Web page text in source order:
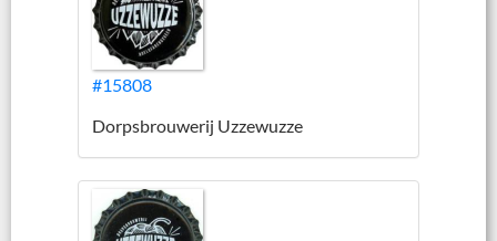
#15808
Dorpsbrouwerij Uzzewuzze